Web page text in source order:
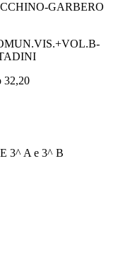
GARBERO
32,20
3^ A e 3^ B